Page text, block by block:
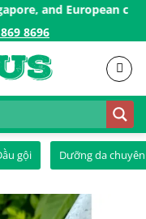
European countries,
8696
gội Dưỡng da